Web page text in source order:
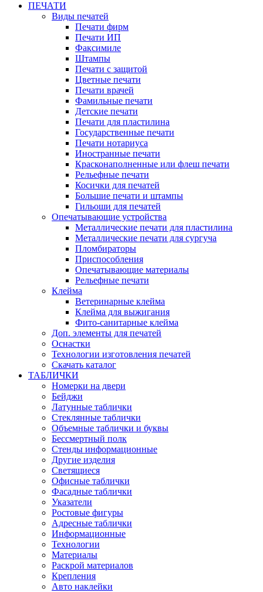
ПЕЧАТИ
Виды печатей
Печати фирм
Печати ИП
Факсимиле
Штампы
Печати с защитой
Цветные печати
Печати врачей
Фамильные печати
Детские печати
Печати для пластилина
Государственные печати
Печати нотариуса
Иностранные печати
Красконаполненные или флеш печати
Рельефные печати
Косички для печатей
Большие печати и штампы
Гильоши для печатей
Опечатывающие устройства
Металлические печати для пластилина
Металлические печати для сургуча
Пломбираторы
Приспособления
Опечатывающие материалы
Рельефные печати
Клейма
Ветеринарные клейма
Клейма для выжигания
Фито-санитарные клейма
Доп. элементы для печатей
Оснастки
Технологии изготовления печатей
Скачать каталог
ТАБЛИЧКИ
Номерки на двери
Бейджи
Латунные таблички
Стеклянные таблички
Объемные таблички и буквы
Бессмертный полк
Стенды информационные
Другие изделия
Светящиеся
Офисные таблички
Фасадные таблички
Указатели
Ростовые фигуры
Адресные таблички
Информационные
Технологии
Материалы
Раскрой материалов
Крепления
Авто наклейки